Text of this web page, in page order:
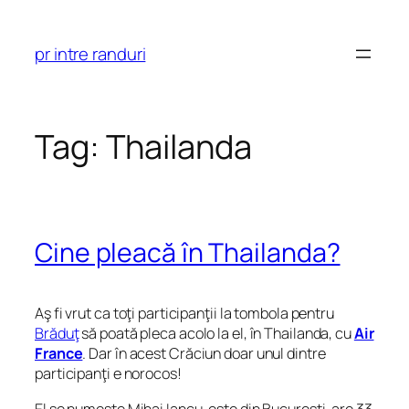
content
pr intre randuri
Tag: Thailanda
Cine pleacă în Thailanda?
Aş fi vrut ca toţi participanţii la tombola pentru
Brăduţsă poată pleca acolo la el, în Thailanda, cuAir
France. Dar în acest Crăciun doar unul dintre
participanţi e norocos!